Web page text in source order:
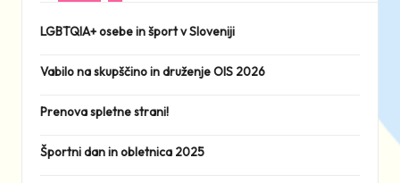
LGBTQIA+ osebe in šport v Sloveniji
Vabilo na skupščino in druženje OIS 2026
Prenova spletne strani!
Športni dan in obletnica 2025